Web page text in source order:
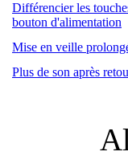
Différencier les
bouton d'alimentation
Mise en veille
Plus de son après